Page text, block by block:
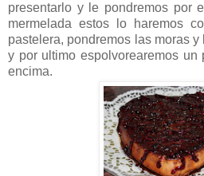
presentarlo y le pondremos por
mermelada estos lo haremos
pastelera, pondremos las moras
y por ultimo espolvorearemos
encima.